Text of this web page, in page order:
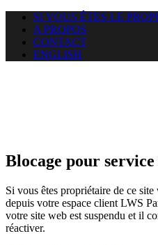
SI VOUS ÊTES LE
A PROPOS
CONTACT
ENGLISH
Blocage pour
Si vous êtes propriétaire de ce
depuis votre espace client LWS
votre site web est suspendu et il
réactiver.